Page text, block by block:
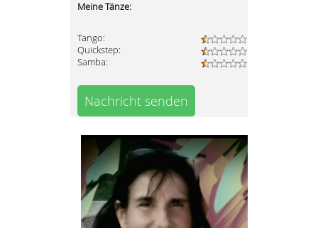
Meine Tänze:
Tango:
Quickstep:
Samba:
Nachricht senden